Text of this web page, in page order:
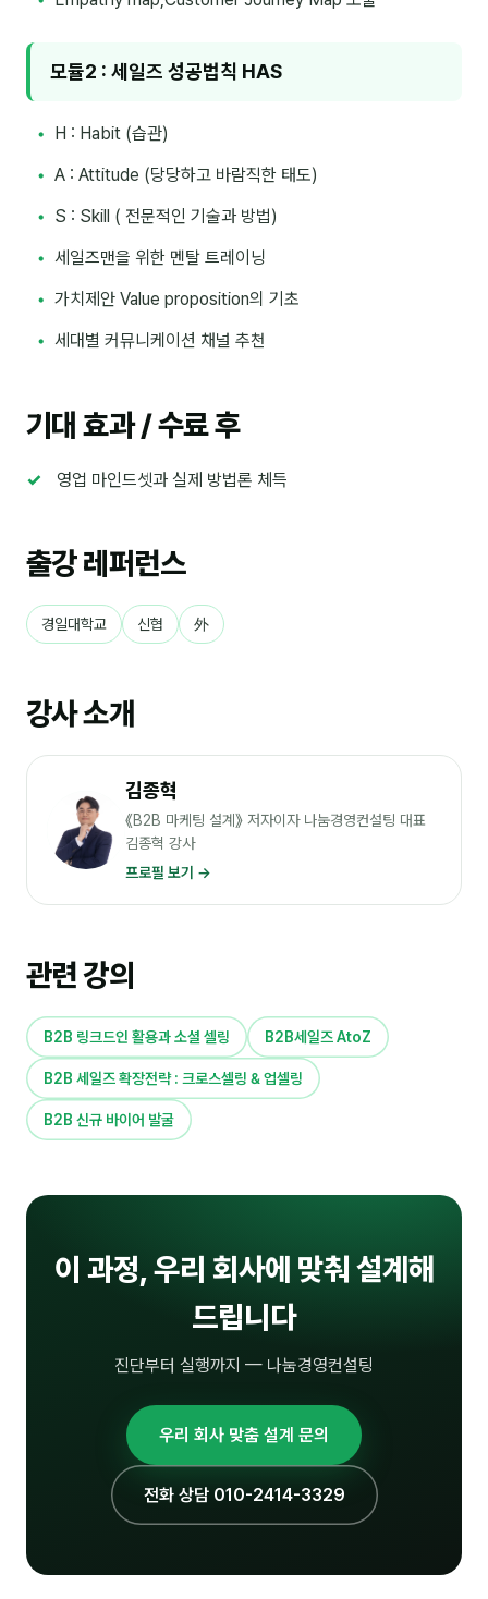
담당자·교육생 피드백
AI입문
미팅·보고
제안·영업
마케팅
재무·계약
일정
지식
용어사전
트렌드 리포트
커뮤니티
토크
문서자료실
영상자료실
등급 · 포인트
모듈2 : 세일즈 성공법칙 HAS
H : Habit (습관)
A : Attitude (당당하고 바람직한 태도)
S : Skill ( 전문적인 기술과 방법)
세일즈맨을 위한 멘탈 트레이닝
가치제안 Value proposition의 기초
세대별 커뮤니케이션 채널 추천
기대 효과 / 수료 후
영업 마인드셋과 실제 방법론 체득
출강 레퍼런스
경일대학교 신협 外
강사 소개
김종혁
《B2B 마케팅 설계》 저자이자 나눔경영컨설팅 대표
김종혁 강사
프로필 보기 →
관련 강의
B2B 링크드인 활용과 소셜 셀링 B2B세일즈 AtoZ
B2B 세일즈 확장전략 : 크로스셀링 & 업셀링
B2B 신규 바이어 발굴
이 과정, 우리 회사에 맞춰 설계해
드립니다
진단부터 실행까지 — 나눔경영컨설팅
우리 회사 맞춤 설계 문의
전화 상담 010-2414-3329